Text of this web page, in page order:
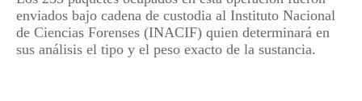
enviados bajo cadena de custodia al Instituto Nacional
de Ciencias Forenses (INACIF) quien determinará en
sus análisis el tipo y el peso exacto de la sustancia.